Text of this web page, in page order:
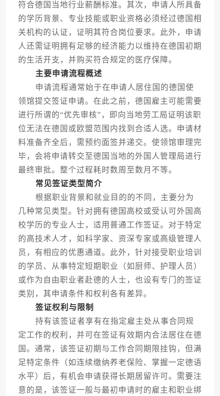
符合德国当地行业薪酬标准。其次，申请人所具备
的学历背景、专业技能或职业资格必须经过德国相
关机构的认证，证明其符合岗位要求。此外，申请
人还需证明拥有足够的经济能力以维持在德国初期
的生活开支，并购买符合规定的医疗保障。
主要申请流程概述
申请流程通常始于在申请人居住国的德国使
领馆提交签证申请。在此之前，德国雇主可能需要
进行所谓的“优先审核”，即向当地劳工局证明该职
位无法在德国或欧盟范围内找到合适人选。申请材
料准备齐全后，需预约面签并递交。使领馆审理完
毕，会将申请转交至德国当地的外国人管理局进行
最终审批。整个过程耗时数周至数月不等。
常见签证类型简介
根据职业背景和就业目的的不同，主要分为
几种常见类型。针对拥有德国高校或受认可外国高
校学历的专业人士，适用普通工作签证。对于特定
的高技术人才，如科学家、资深专家或高级管理人
员，有相应的优惠通道。此外，针对接受职业培训
的学员、从事特定短期职业（如厨师、护理人员）
或作为自由职业者赴德的人士，也设有专门的签证
类别，其申请条件和权利各有差异。
签证权利与限制
持有该签证者享有在指定雇主处从事合同规
定工作的权利，并可在签证有效期内合法居住在德
国。通常，该签证初期与工作合同期限挂钩，但满
足特定条件（如连续缴纳养老保险、掌握一定德语
水平）后，有机会申请获得长期居留许可。需要注
意的是，该签证一般与最初申请时的雇主和职业绑